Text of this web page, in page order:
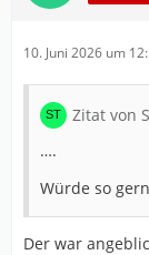
10. Juni 2026 um
Zitat von
….
Würde so
Der war